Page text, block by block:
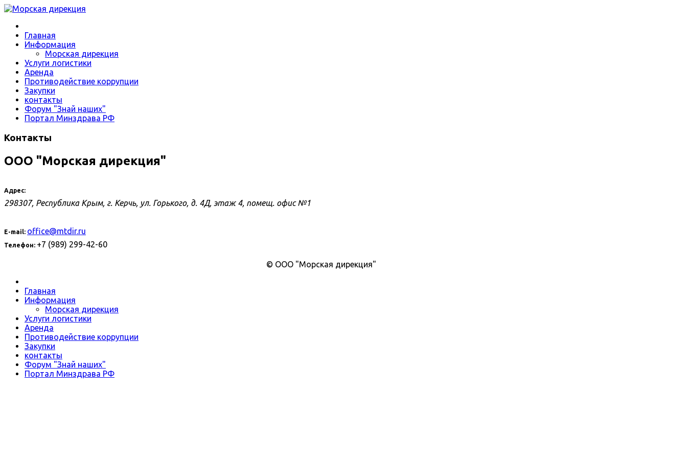
Главная
Информация
Морская дирекция
Услуги логистики
Аренда
Противодействие коррупции
Закупки
контакты
Форум "Знай наших"
Портал Минздрава РФ
Контакты
ООО "Морская дирекция"
Адрес:
298307, Республика Крым, г. Керчь, ул. Горького, д. 4Д, этаж 4, помещ. офис №1
E-mail: office@mtdir.ru
Телефон: +7 (989) 299-42-60
© ООО "Морская дирекция"
Главная
Информация
Морская дирекция
Услуги логистики
Аренда
Противодействие коррупции
Закупки
контакты
Форум "Знай наших"
Портал Минздрава РФ